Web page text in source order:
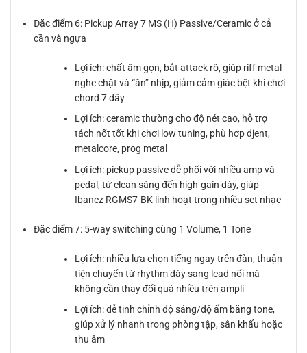
Đặc điểm 6: Pickup Array 7 MS (H) Passive/Ceramic ở cả
cần và ngựa
Lợi ích: chất âm gọn, bắt attack rõ, giúp riff metal
nghe chặt và “ăn” nhịp, giảm cảm giác bệt khi chơi
chord 7 dây
Lợi ích: ceramic thường cho độ nét cao, hỗ trợ
tách nốt tốt khi chơi low tuning, phù hợp djent,
metalcore, prog metal
Lợi ích: pickup passive dễ phối với nhiều amp và
pedal, từ clean sáng đến high-gain dày, giúp
Ibanez RGMS7-BK linh hoạt trong nhiều set nhạc
Đặc điểm 7: 5-way switching cùng 1 Volume, 1 Tone
Lợi ích: nhiều lựa chọn tiếng ngay trên đàn, thuận
tiện chuyển từ rhythm dày sang lead nổi mà
không cần thay đổi quá nhiều trên ampli
Lợi ích: dễ tinh chỉnh độ sáng/độ ấm bằng tone,
giúp xử lý nhanh trong phòng tập, sân khấu hoặc
thu âm